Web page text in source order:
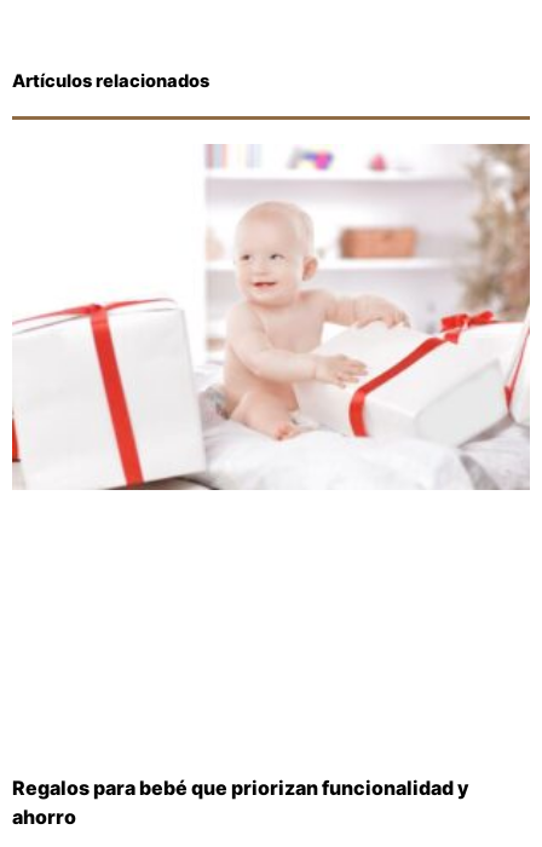
Artículos relacionados
Regalos para bebé que priorizan funcionalidad y
ahorro